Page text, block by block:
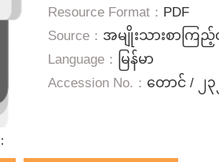
Resource Format： PDF
Source： အမျိုးသားစာကြ
Language： မြန်မာ
Accession No.： တောင် / ၂၃